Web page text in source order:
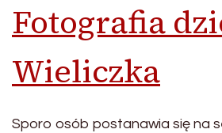
Fotografia
Wieliczka
Sporo osób postanawia się na